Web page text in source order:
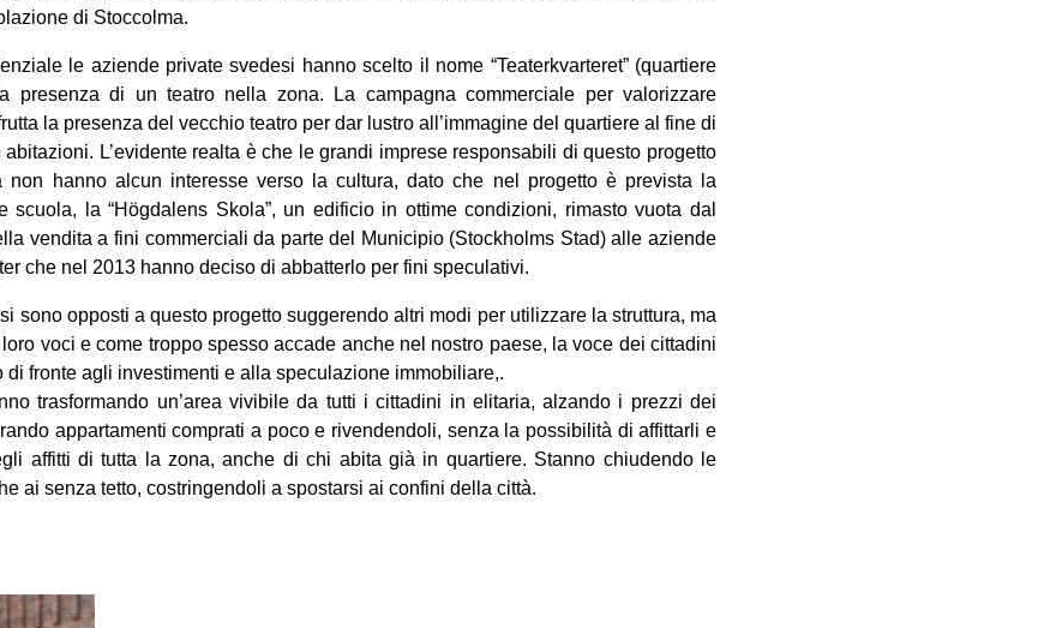
di Stoccolma.
le aziende private svedesi hanno scelto il nome “Teaterkvarteret” (quartiere
presenza di un teatro nella zona. La campagna commerciale per valorizzare
la presenza del vecchio teatro per dar lustro all’immagine del quartiere al fine di
L’evidente realta è che le grandi imprese responsabili di questo progetto
non hanno alcun interesse verso la cultura, dato che nel progetto è prevista la
scuola, la “Högdalens Skola”, un edificio in ottime condizioni, rimasto vuota dal
vendita a fini commerciali da parte del Municipio (Stockholms Stad) alle aziende
che nel 2013 hanno deciso di abbatterlo per fini speculativi.
sono opposti a questo progetto suggerendo altri modi per utilizzare la struttura, ma
voci e come troppo spesso accade anche nel nostro paese, la voce dei cittadini
di fronte agli investimenti e alla speculazione immobiliare,.
trasformando un’area vivibile da tutti i cittadini in elitaria, alzando i prezzi dei
appartamenti comprati a poco e rivendendoli, senza la possibilità di affittarli e
affitti di tutta la zona, anche di chi abita già in quartiere. Stanno chiudendo le
ai senza tetto, costringendoli a spostarsi ai confini della città.